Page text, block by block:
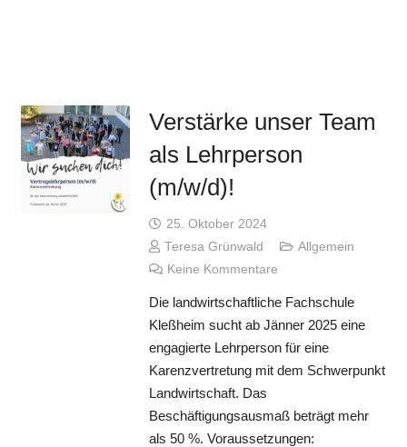
Verstärke unser Team
als Lehrperson
(m/w/d)!
25. Oktober 2024
Teresa Grünwald
Allgemein
Keine Kommentare
Die landwirtschaftliche Fachschule
Kleßheim sucht ab Jänner 2025 eine
engagierte Lehrperson für eine
Karenzvertretung mit dem Schwerpunkt
Landwirtschaft. Das
Beschäftigungsausmaß beträgt mehr
als 50 %. Voraussetzungen: